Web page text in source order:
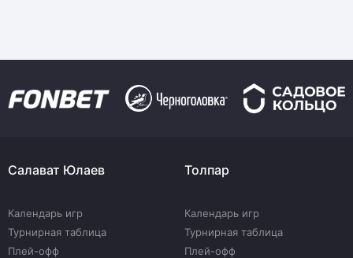
Салават Юлаев
Календарь игр
Турнирная таблица
Плей-офф
Толпар
Календарь игр
Турнирная таблица
Плей-офф